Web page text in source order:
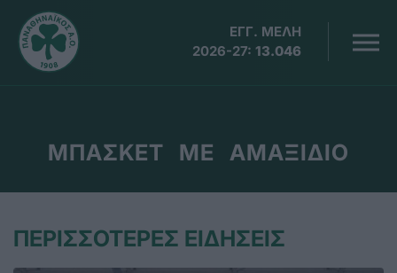
ΕΓΓ. ΜΕΛΗ
2026-27: 13.046
ΜΠΑΣΚΕΤ ΜΕ ΑΜΑΞΙΔΙΟ
ΠΕΡΙΣΣΟΤΕΡΕΣ ΕΙΔΗΣΕΙΣ